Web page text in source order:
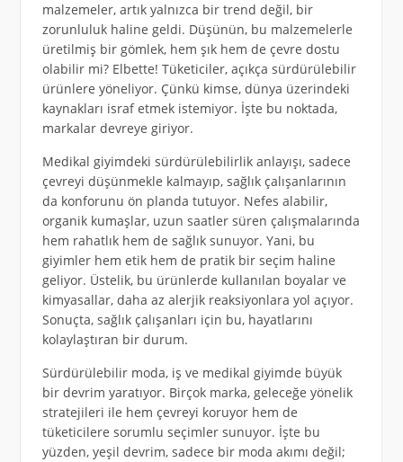
malzemeler, artık yalnızca bir trend değil, bir
zorunluluk haline geldi. Düşünün, bu malzemelerle
üretilmiş bir gömlek, hem şık hem de çevre dostu
olabilir mi? Elbette! Tüketiciler, açıkça sürdürülebilir
ürünlere yöneliyor. Çünkü kimse, dünya üzerindeki
kaynakları israf etmek istemiyor. İşte bu noktada,
markalar devreye giriyor.
Medikal giyimdeki sürdürülebilirlik anlayışı, sadece
çevreyi düşünmekle kalmayıp, sağlık çalışanlarının
da konforunu ön planda tutuyor. Nefes alabilir,
organik kumaşlar, uzun saatler süren çalışmalarında
hem rahatlık hem de sağlık sunuyor. Yani, bu
giyimler hem etik hem de pratik bir seçim haline
geliyor. Üstelik, bu ürünlerde kullanılan boyalar ve
kimyasallar, daha az alerjik reaksiyonlara yol açıyor.
Sonuçta, sağlık çalışanları için bu, hayatlarını
kolaylaştıran bir durum.
Sürdürülebilir moda, iş ve medikal giyimde büyük
bir devrim yaratıyor. Birçok marka, geleceğe yönelik
stratejileri ile hem çevreyi koruyor hem de
tüketicilere sorumlu seçimler sunuyor. İşte bu
yüzden, yeşil devrim, sadece bir moda akımı değil;